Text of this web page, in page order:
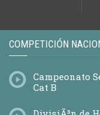
COMPETICIÓN
Campeonato
Cat B